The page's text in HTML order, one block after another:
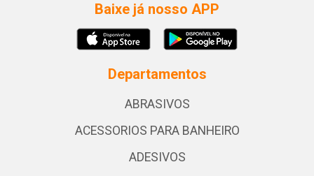
Baixe já nosso APP
Departamentos
ABRASIVOS
ACESSORIOS PARA BANHEIRO
ADESIVOS